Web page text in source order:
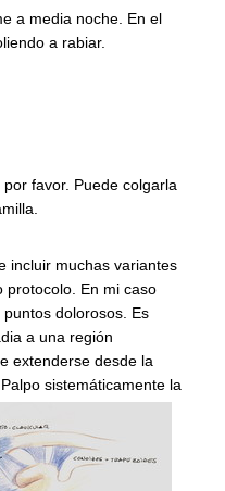
a media noche. En el
a rabiar.
favor. Puede colgarla
incluir muchas variantes
protocolo. En mi caso
dolorosos. Es
a una región
extenderse desde la
Palposistemáticamente la